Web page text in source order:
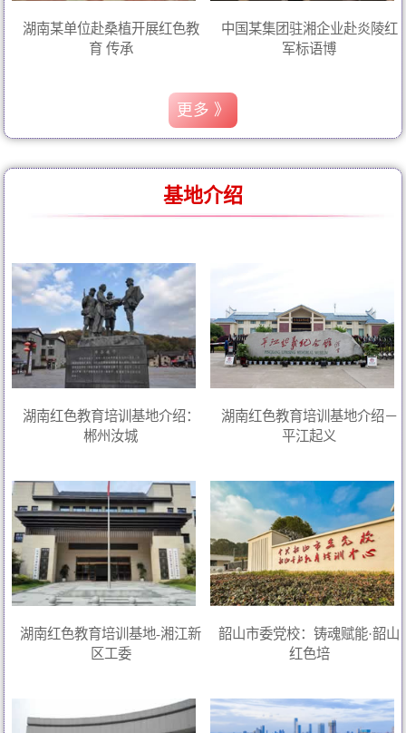
湖南某单位赴桑植开展红色教
育 传承
中国某集团驻湘企业赴炎陵红
军标语博
更多 》
基地介绍
湖南红色教育培训基地介绍：
郴州汝城
湖南红色教育培训基地介绍－
平江起义
湖南红色教育培训基地-湘江新
区工委
韶山市委党校：铸魂赋能·韶山
红色培